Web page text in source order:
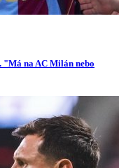
"Má na AC Milán nebo